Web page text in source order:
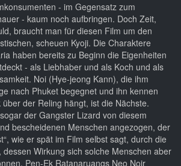
- im Gegensatz zum
- kaum noch aufbringen. Doch Zeit,
braucht man für diesen Film um den
scheuen Kyoji. Die Charaktere
haben bereits zu Beginn die Eigenheiten
- als Liebhaber und als Koch und als
Noi (Hye-jeong Kann), die ihm
nach Phuket begegnet und ihn kennen
der Reling hängt, ist die Nächste.
der Gangster Lizard von diesem
bescheidenen Menschen angezogen, der
wie er spät im Film selbst sagt, durch die
dessen Wirkung sich solche Menschen aber
Pen-Ek Ratanaruangs Neo Noir